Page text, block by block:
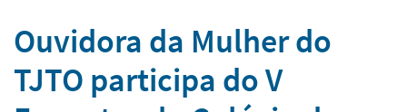
Notícias
Ouvidora da Mulher do
TJTO participa do V